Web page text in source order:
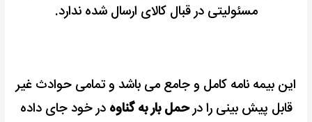
مسئولیتی در قبال کالای ارسال شده ندارد.
این بیمه نامه کامل و جامع می باشد و تمامی حوادث غیر
قابل پیش بینی را درحمل بار به گناوه در خود جای داده